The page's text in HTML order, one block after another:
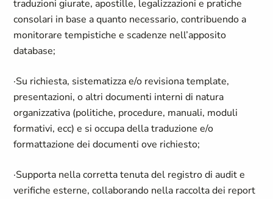
traduzioni giurate, apostille, legalizzazioni e pratiche
consolari in base a quanto necessario, contribuendo a
monitorare tempistiche e scadenze nell’apposito
database;
·Su richiesta, sistematizza e/o revisiona template,
presentazioni, o altri documenti interni di natura
organizzativa (politiche, procedure, manuali, moduli
formativi, ecc) e si occupa della traduzione e/o
formattazione dei documenti ove richiesto;
·Supporta nella corretta tenuta del registro di audit e
verifiche esterne, collaborando nella raccolta dei report